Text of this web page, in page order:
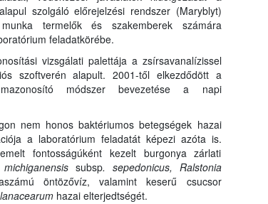
szolgáló előrejelzési rendszer (Maryblyt)
termelők és szakemberek számára
feladatkörébe.
vizsgálati palettája a zsírsavanalízissel
szoftverén alapult. 2001-től elkezdődött a
módszer bevezetése a napi
nem honos baktériumos betegségek hazai
a laboratórium feladatát képezi azóta is.
fontosságúként kezelt burgonya zárlati
subsp. sepedonicus, Ralstonia
öntözővíz, valamint keserű csucsor
hazai elterjedtségét.